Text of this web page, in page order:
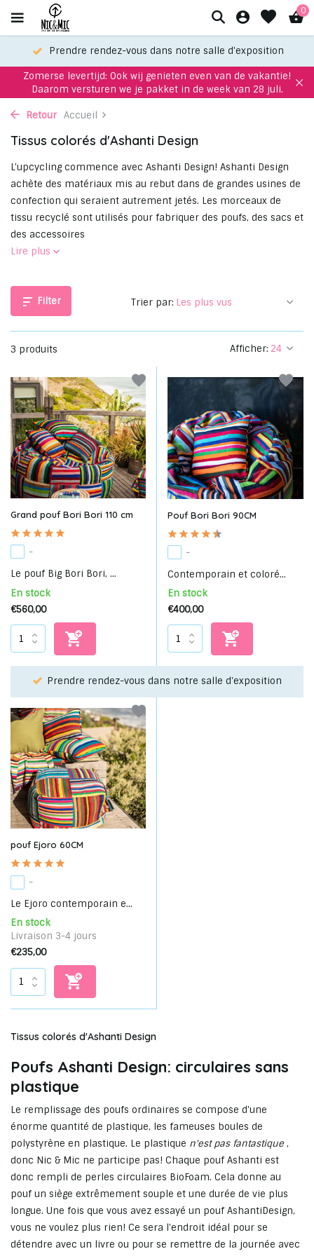
0
Prendre rendez-vous dans notre salle d'exposition
Zomerse levertijd: Ook wij genieten even van de vakantie!
Daarom versturen we je pakket in de week van 28 juli.
Retour Accueil
Tissus colorés d'Ashanti Design
L'upcycling commence avec Ashanti Design! Ashanti Design
achète des matériaux mis au rebut dans de grandes usines de
confection qui seraient autrement jetés. Les morceaux de
tissu recyclé sont utilisés pour fabriquer des poufs, des sacs et
des accessoires
Lire plus
Filter
3 produits Afficher:
Trier par:
Grand pouf Bori Bori 110 cm
-
Le pouf Big Bori Bori, ...
En stock
€560,00
Pouf Bori Bori 90CM
-
Contemporain et coloré...
En stock
€400,00
Choisissez votre favori grâce à notre service de
pouf Ejoro 60CM
-
Le Ejoro contemporain e...
En stock
Livraison 3-4 jours
€235,00
Tissus colorés d'Ashanti Design
Poufs Ashanti Design: circulaires sans
plastique
Le remplissage des poufs ordinaires se compose d'une
énorme quantité de plastique, les fameuses boules de
polystyrène en plastique. Le plastique n'est pas fantastique ,
donc Nic & Mic ne participe pas! Chaque pouf Ashanti est
donc rempli de perles circulaires BioFoam. Cela donne au
pouf un siège extrêmement souple et une durée de vie plus
longue. Une fois que vous avez essayé un pouf AshantiDesign,
vous ne voulez plus rien! Ce sera l'endroit idéal pour se
détendre avec un livre ou pour se remettre de la journée avec